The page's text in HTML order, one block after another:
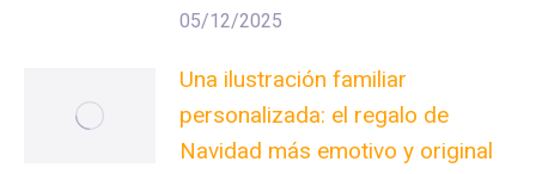
05/12/2025
Una ilustración familiar
personalizada: el regalo de
Navidad más emotivo y original